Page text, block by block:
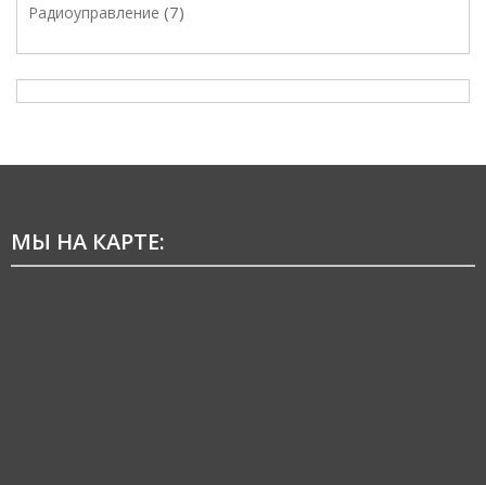
Радиоуправление 7
МЫ НА КАРТЕ: